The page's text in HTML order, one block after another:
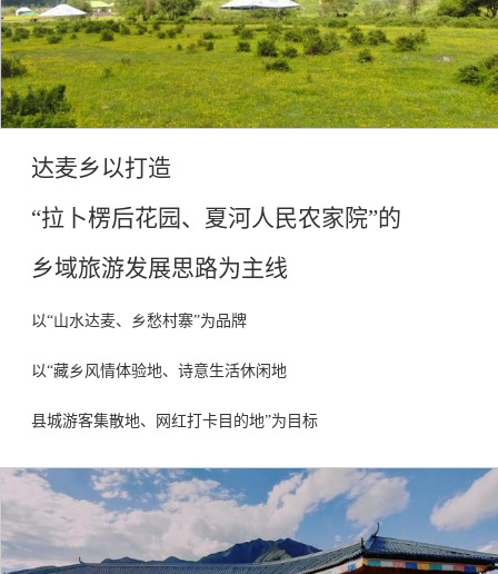
达麦乡以打造
“拉卜楞后花园、夏河人民农家院”的
乡域旅游发展思路为主线
以“山水达麦、乡愁村寨”为品牌
以“藏乡风情体验地、诗意生活休闲地
县城游客集散地、网红打卡目的地”为目标